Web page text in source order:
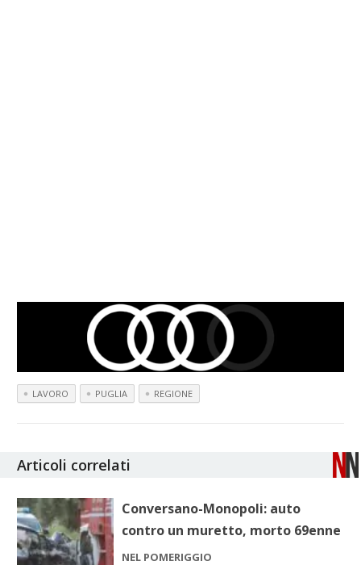
LAVORO PUGLIA REGIONE
Articoli correlati
Conversano-Monopoli: auto
contro un muretto, morto 69enne
NEL POMERIGGIO